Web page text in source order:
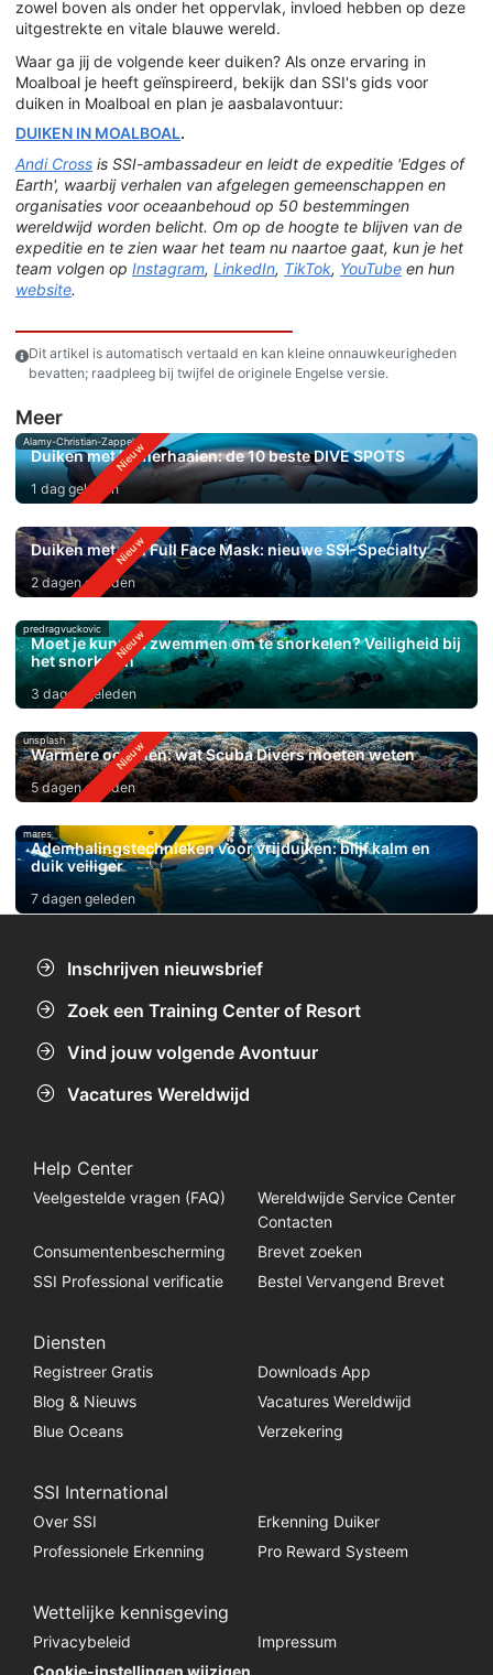
zowel boven als onder het oppervlak, invloed hebben op deze
uitgestrekte en vitale blauwe wereld.
Waar ga jij de volgende keer duiken? Als onze ervaring in
Moalboal je heeft geïnspireerd, bekijk dan SSI's gids voor
duiken in Moalboal en plan je aasbalavontuur:
DUIKEN IN MOALBOAL.
Andi Cross is SSI-ambassadeur en leidt de expeditie 'Edges of
Earth', waarbij verhalen van afgelegen gemeenschappen en
organisaties voor oceaanbehoud op 50 bestemmingen
wereldwijd worden belicht. Om op de hoogte te blijven van de
expeditie en te zien waar het team nu naartoe gaat, kun je het
team volgen op Instagram, LinkedIn, TikTok, YouTube en hun
website.
Dit artikel is automatisch vertaald en kan kleine onnauwkeurigheden
bevatten; raadpleeg bij twijfel de originele Engelse versie.
Meer
Alamy-Christian-Zappel
Duiken met hamerhaaien: de 10 beste DIVE SPOTS
1 dag geleden
Duiken met een Full Face Mask: nieuwe SSI-Specialty
2 dagen geleden
predragvuckovic
Moet je kunnen zwemmen om te snorkelen? Veiligheid bij
het snorkelen
3 dagen geleden
unsplash
Warmere oceanen: wat Scuba Divers moeten weten
5 dagen geleden
mares
Ademhalingstechnieken voor vrijduiken: blijf kalm en
duik veiliger
7 dagen geleden
Inschrijven nieuwsbrief
Zoek een Training Center of Resort
Vind jouw volgende Avontuur
Vacatures Wereldwijd
Help Center
Veelgestelde vragen (FAQ)
Wereldwijde Service Center
Contacten
Consumentenbescherming
Brevet zoeken
SSI Professional verificatie
Bestel Vervangend Brevet
Diensten
Registreer Gratis
Downloads App
Blog & Nieuws
Vacatures Wereldwijd
Blue Oceans
Verzekering
SSI International
Over SSI
Erkenning Duiker
Professionele Erkenning
Pro Reward Systeem
Wettelijke kennisgeving
Privacybeleid
Impressum
Cookie-instellingen wijzigen